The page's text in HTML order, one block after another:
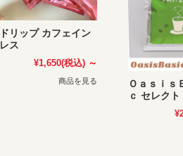
ドリップ カフェイン
レス
¥1,650(税込) ～
商品を見る
Ｏａｓｉｓ
ｃ セレクト